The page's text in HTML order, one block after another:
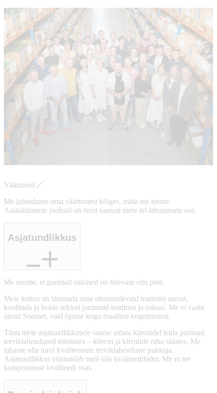
Väärtused
Me juhindume oma väärtustest kõiges, mida me teeme.
Aastakümnete jooksul on neist saanud meie äri lahutamatu osa.
Asjatundlikkus
Me usume, et parimad oskused on tulevase edu pant.
Meie kohus on täiustada oma olemasolevaid teadmisi aurust,
koolitada ja hoida sektori parimaid teadmisi ja oskusi. Me ei vaata
ainult Soomet, vaid õpime kogu maailma kogemustest.
Tänu meie asjatundlikkusele saame aidata klientidel leida parimad
terviklahendused tööstuses – kiiresti ja klientide raha säästes. Me
tahame olla turul kvaliteetsete terviklahenduste pakkuja.
Asjatundlikkus võimaldab meil olla kvaliteediliider. Me ei tee
kompromisse kvaliteedi osas.